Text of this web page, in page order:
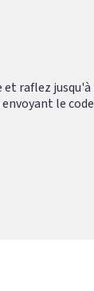
et raflez jusqu'à
le code